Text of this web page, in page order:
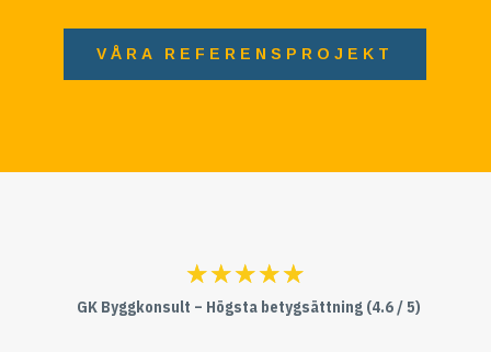
VÅRA REFERENSPROJEKT
☆☆☆☆☆
GK Byggkonsult – Högsta betygsättning (4.6 / 5)